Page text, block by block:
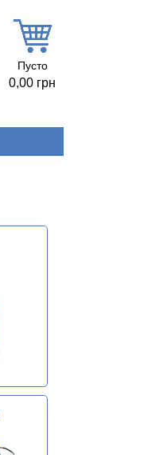
Пусто
0,00 грн